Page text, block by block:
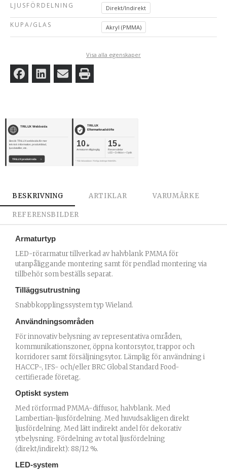
LJUSFÖRDELNING Direkt/Indirekt
KUPA/GLAS Akryl (PMMA)
Visa alla egenskaper
TRILUX Webbsida
Besök TRILUX webbsida för mer
teknisk information, produktblad,
ljusdatafiler, etc.
›
TRILUX produktsida
TRILUX
Eftermarknadslöfte
10 år
Armaturen tillgänglig
15 år
Reservdelar
LED • Driftdon • Optik
* Från fakturadatum. Rimliga ändringar förbehålls.
BESKRIVNING ARTIKLAR VARUMÄRKE
REFERENSBILDER
Armaturtyp
LED-rörarmatur tillverkad av halvblank PMMA för
utanpåliggande montering samt för pendlad montering via
tillbehör som beställs separat.
Tilläggsutrustning
Snabbkopplingssystem typ Wieland.
Användningsområden
För innovativ belysning av representativa områden,
kommunikationszoner, öppna kontorsytor, trappor och
korridorer samt försäljningsytor. Lämplig för användning i
HACCP-, IFS- och/eller BRC Global Standard Food-
certifierade företag.
Optiskt system
Med rörformad PMMA-diffusor, halvblank. Med
Lambertian-ljusfördelning. Med huvudsakligen direkt
ljusfördelning. Med lätt indirekt andel för dekorativ
ytbelysning. Fördelning av total ljusfördelning
(direkt/indirekt): 88/12 %.
LED-system